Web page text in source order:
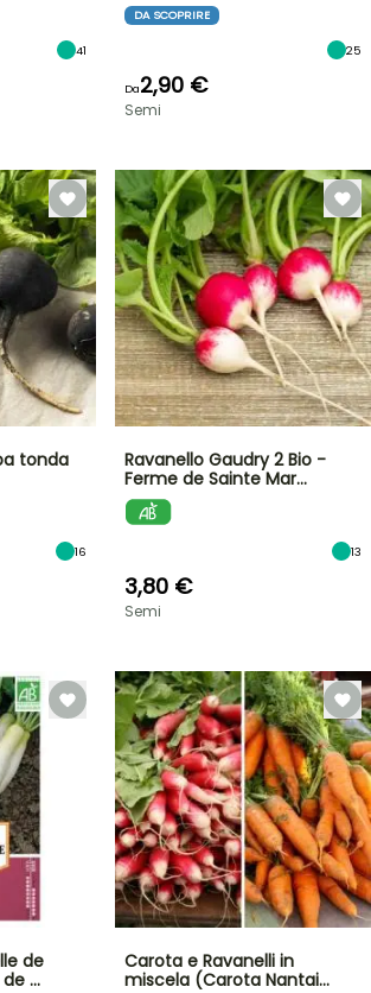
41
DA SCOPRIRE
25
Da2,90 €
Semi
tonda
16
Ravanello Gaudry 2 Bio -
Ferme de Sainte Mar…
13
3,80 €
Semi
de
…
Carota e Ravanelli in
miscela (Carota Nantai…